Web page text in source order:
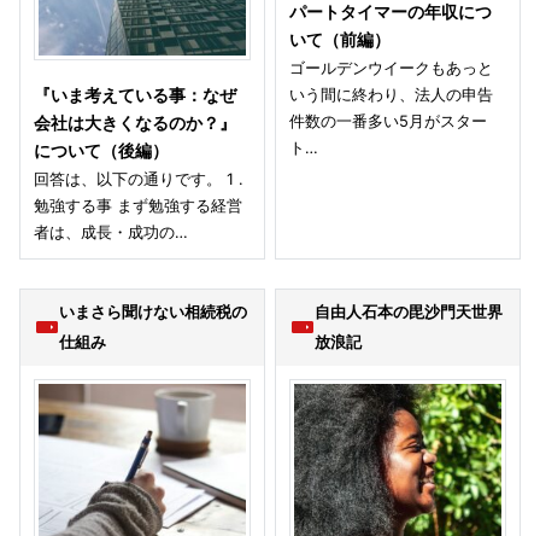
『いま考えている事：なぜ
会社は大きくなるのか？』
について（後編）
回答は、以下の通りです。 1 .
勉強する事 まず勉強する経営
者は、成長・成功の…
パートタイマーの年収につ
いて（前編）
ゴールデンウイークもあっと
いう間に終わり、法人の申告
件数の一番多い5月がスター
ト…
いまさら聞けない相続税の
仕組み
自由人石本の毘沙門天世界
放浪記